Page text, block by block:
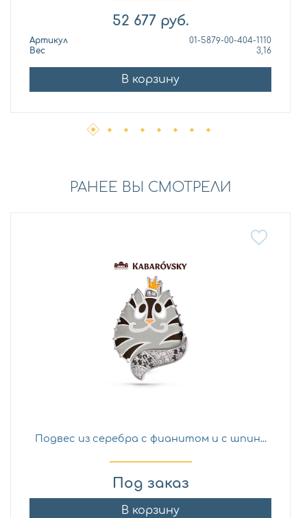
52 677 руб.
Артикул
01-5879-00-404-1110
Вес
3,16
В корзину
РАНЕЕ ВЫ СМОТРЕЛИ
Подвес из серебра с фианитом и с шпин...
Под заказ
В корзину